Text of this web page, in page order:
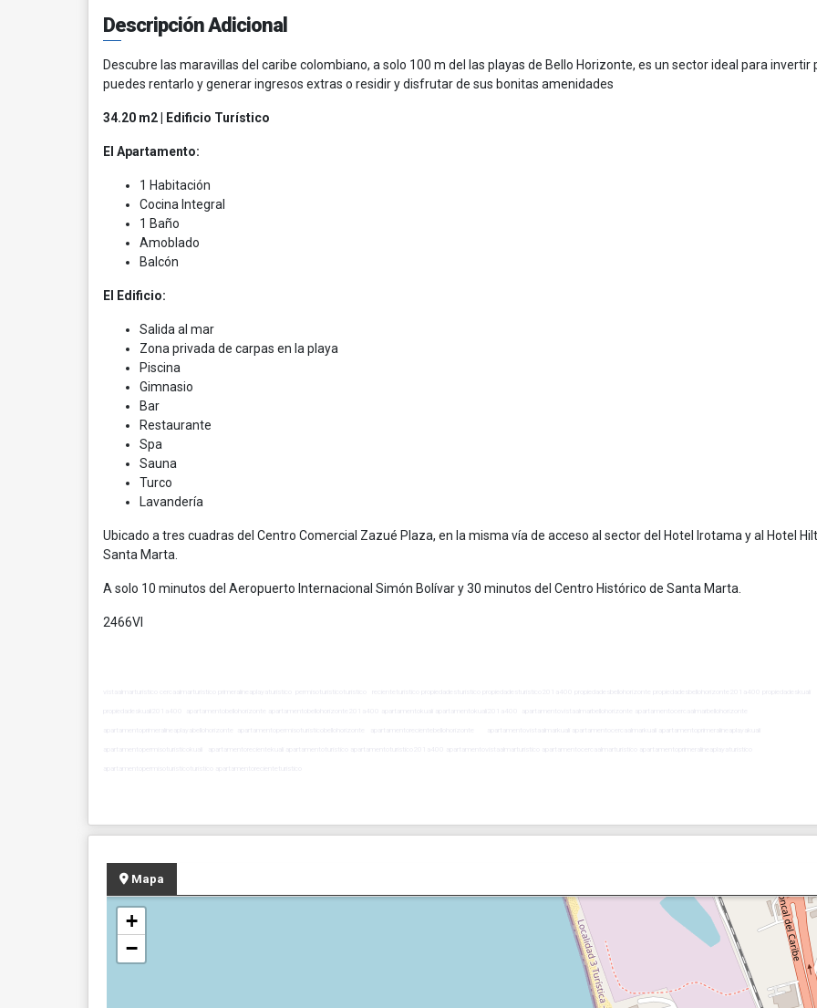
Descripción Adicional
Descubre las maravillas del caribe colombiano, a solo 100 m del las playas de Bello Horizonte, es un sector ideal para invertir
puedes rentarlo y generar ingresos extras o residir y disfrutar de sus bonitas amenidades
34.20 m2 | Edificio Turístico
El Apartamento:
1 Habitación
Cocina Integral
1 Baño
Amoblado
Balcón
El Edificio:
Salida al mar
Zona privada de carpas en la playa
Piscina
Gimnasio
Bar
Restaurante
Spa
Sauna
Turco
Lavandería
Ubicado a tres cuadras del Centro Comercial Zazué Plaza, en la misma vía de acceso al sector del Hotel Irotama y al Hotel
Santa Marta.
A solo 10 minutos del Aeropuerto Internacional Simón Bolívar y 30 minutos del Centro Histórico de Santa Marta.
2466VI
Mapa
+
−